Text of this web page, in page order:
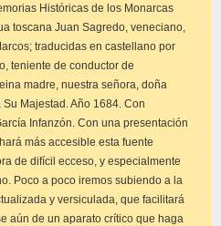
Históricas de los Monarcas
toscana Juan Sagredo, veneciano,
traducidas en castellano por
teniente de conductor de
madre, nuestra señora, doña
Majestad. Año 1684. Con
Infanzón. Con una presentación
más accesible esta fuente
de difícil ecceso, y especialmente
Poco a poco iremos subiendo a la
y versiculada, que facilitará
aún de un aparato crítico que haga